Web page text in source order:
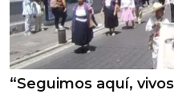
“Seguimos aquí,